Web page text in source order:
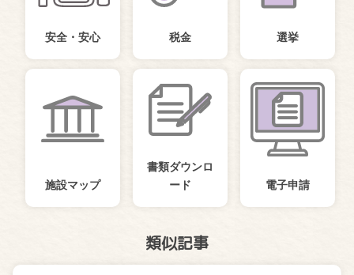
安全・安心 税金 選挙
施設マップ
書類ダウンロ
ード
電子申請
類似記事